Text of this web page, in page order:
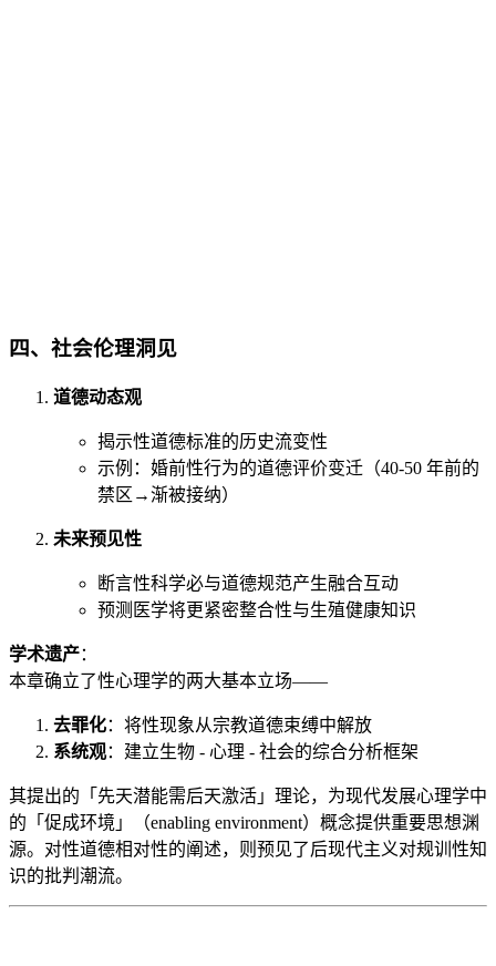
四、 社会伦理洞见
道德动态观
揭示性道德标准的历史流变性
示例：婚前性行为的道德评价变迁（40-50 年前的
禁区→渐被接纳）
未来预见性
断言性科学必与道德规范产生融合互动
预测医学将更紧密整合性与生殖健康知识
学术遗产：
本章确立了性心理学的两大基本立场——
去罪化：将性现象从宗教道德束缚中解放
系统观：建立生物 - 心理 - 社会的综合分析框架
其提出的「先天潜能需后天激活」理论，为现代发展心理学中
的「促成环境」（enabling environment）概念提供重要思想渊
源。对性道德相对性的阐述，则预见了后现代主义对规训性知
识的批判潮流。